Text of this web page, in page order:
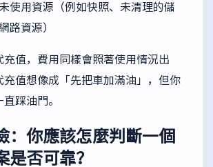
使用資源（例如快照、未清理的儲
路資源）
充值，費用同樣會照著使用情況出
充值想像成「先把車加滿油」，但你
踩油門。
：你應該怎麼判斷一個
是否可靠？